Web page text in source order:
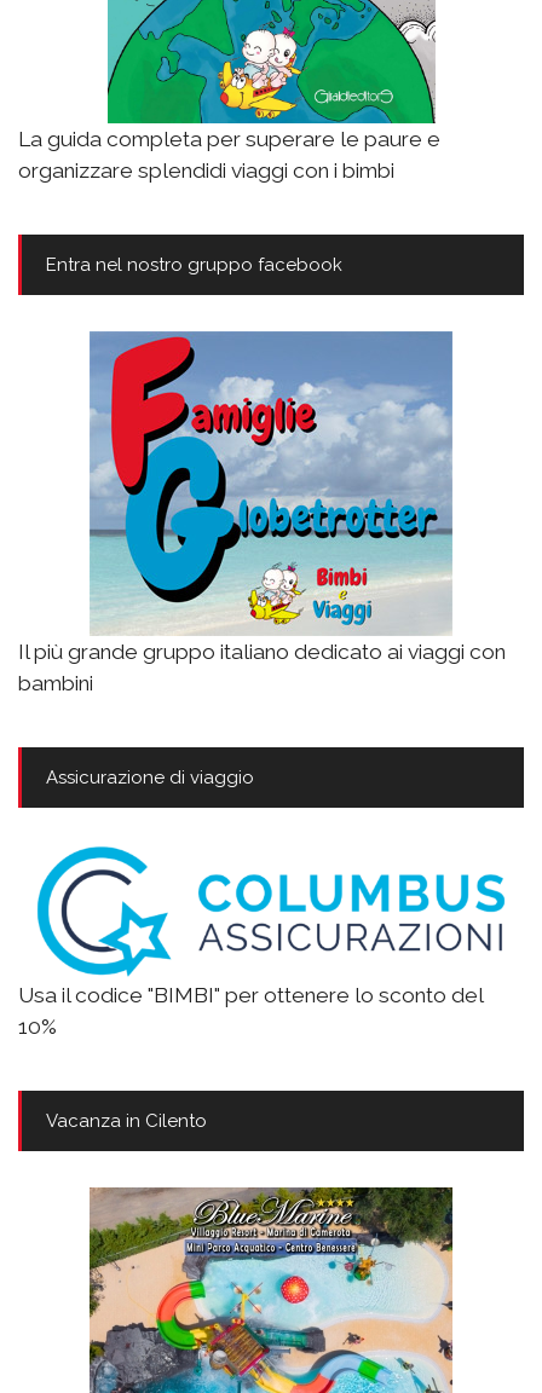
La guida completa per superare le paure e
organizzare splendidi viaggi con i bimbi
Entra nel nostro gruppo facebook
Il più grande gruppo italiano dedicato ai viaggi con
bambini
Assicurazione di viaggio
Usa il codice "BIMBI" per ottenere lo sconto del
10%
Vacanza in Cilento